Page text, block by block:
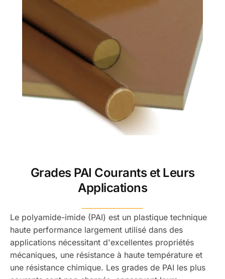
Grades PAI Courants et Leurs
Applications
Le polyamide-imide (PAI) est un plastique technique
haute performance largement utilisé dans des
applications nécessitant d'excellentes propriétés
mécaniques, une résistance à haute température et
une résistance chimique. Les grades de PAI les plus